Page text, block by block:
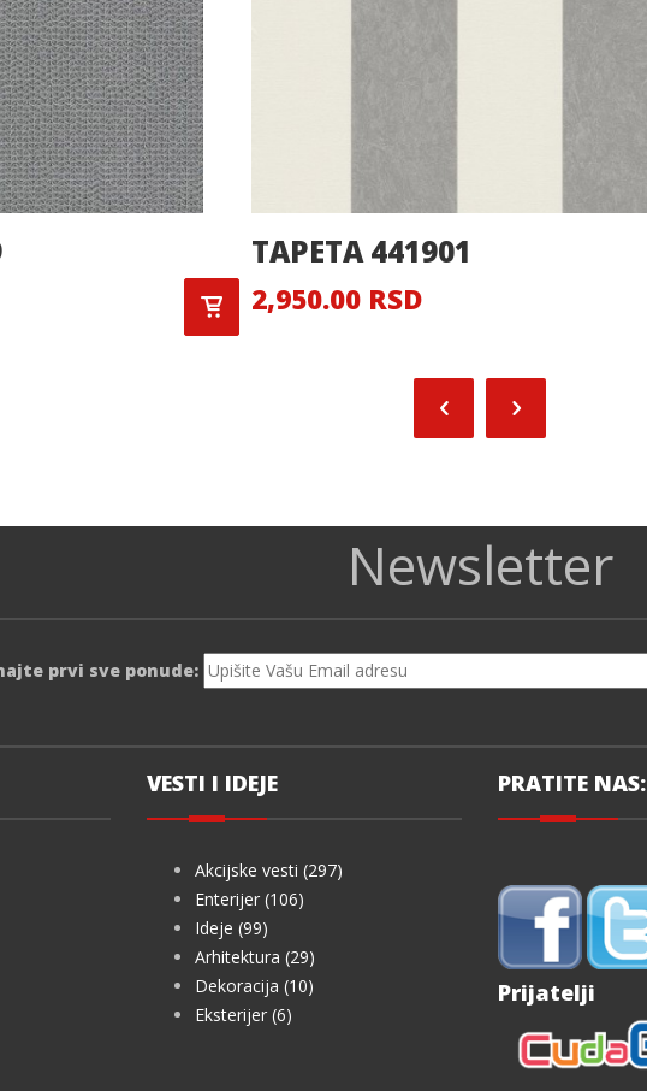
TAPETA 441901
2,950.00 RSD
Newsletter
prvi sve ponude:
VESTI I IDEJE
Akcijske vesti (297)
Enterijer (106)
Ideje (99)
Arhitektura (29)
Dekoracija (10)
Eksterijer (6)
PRATITE NAS:
Prijatelji